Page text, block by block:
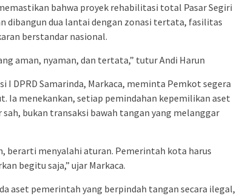
bahwa proyek rehabilitasi total Pasar Segiri
dibangun dua lantai dengan zonasi tertata, fasilitas
berstandar nasional.
aman, nyaman, dan tertata,” tutur Andi Harun
I DPRD Samarinda, Markaca, meminta Pemkot segera
Ia menekankan, setiap pemindahan kepemilikan aset
bukan transaksi bawah tangan yang melanggar
berarti menyalahi aturan. Pemerintah kota harus
begitu saja,” ujar Markaca.
aset pemerintah yang berpindah tangan secara ilegal,